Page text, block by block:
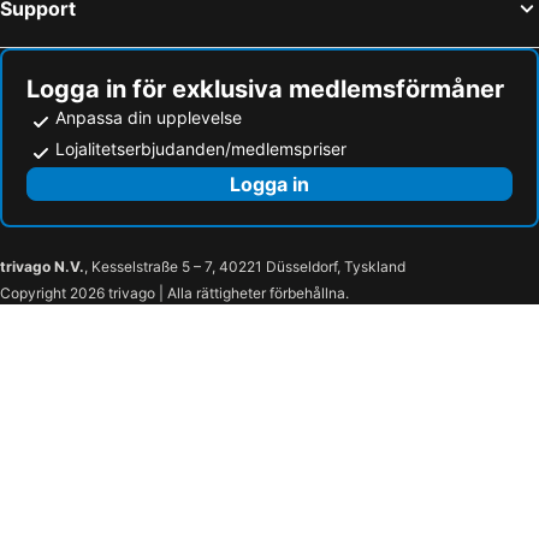
Polidor Camping Resort
Hotel Vista
Boutique Wrungel
Koversada Rooms
Maistra Camping Porto Sole Pitches
Valamar Riviera Hotel & Residence
Ena
Sol Park
Valamar Isabella Villas
Apartments Katja
Tar-Vabriga Strandhotell
Support
Logga in för exklusiva medlemsförmåner
Anpassa din upplevelse
Lojalitetserbjudanden/medlemspriser
Logga in
trivago N.V., Kesselstraße 5 – 7, 40221 Düsseldorf, Tyskland
Copyright 2026 trivago | Alla rättigheter förbehållna.